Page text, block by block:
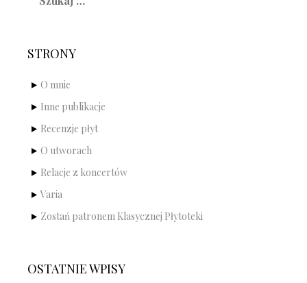
STRONY
O mnie
Inne publikacje
Recenzje płyt
O utworach
Relacje z koncertów
Varia
Zostań patronem Klasycznej Płytoteki
OSTATNIE WPISY